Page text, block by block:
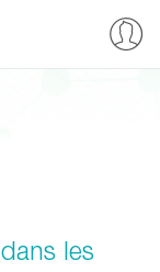
les